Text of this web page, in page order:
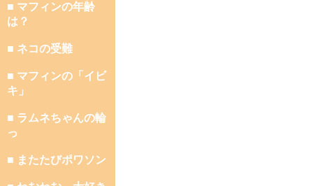
■ マフィンの年齢
は？
■ ネコの受難
■ マフィンの「イビ
キ」
■ ラムネちゃんの輪
っ
■ またたびポワソン